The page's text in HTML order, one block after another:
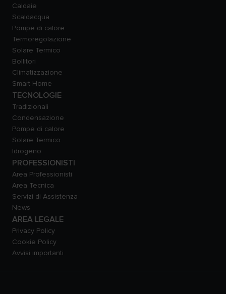
Caldaie
Scaldacqua
Pompe di calore
Termoregolazione
Solare Termico
Bollitori
Climatizzazione
Smart Home
TECNOLOGIE
Tradizionali
Condensazione
Pompe di calore
Solare Termico
Idrogeno
PROFESSIONISTI
Area Professionisti
Area Tecnica
Servizi di Assistenza
News
AREA LEGALE
Privacy Policy
Cookie Policy
Avvisi importanti